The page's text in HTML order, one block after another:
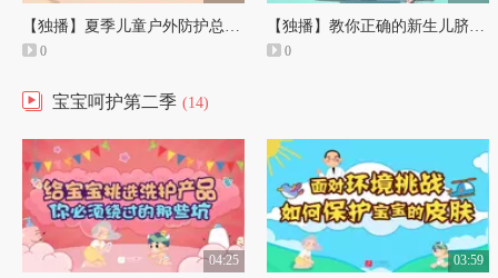
【独播】夏季儿童户外防护总攻略！
0
【独播】教你正确的新生儿脐部护理方法！
0
宝宝呵护第二季 (14)
04:25 03:59